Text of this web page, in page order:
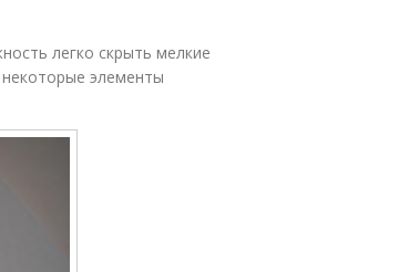
легко скрыть мелкие
элементы